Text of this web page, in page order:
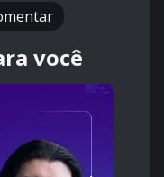
você